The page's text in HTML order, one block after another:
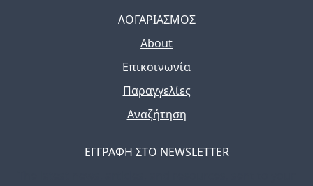
ΛΟΓΑΡΙΑΣΜΟΣ
About
Επικοινωνία
Παραγγελίες
Αναζήτηση
ΕΓΓΡΑΦΗ ΣΤΟ NEWSLETTER